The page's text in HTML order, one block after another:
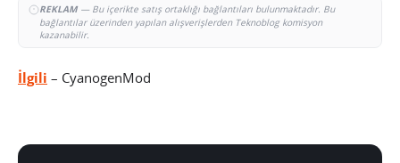
REKLAM— Bu içerikte satış ortaklığı bağlantıları bulunmaktadır. Bu
bağlantılar üzerinden yapılan alışverişlerden Teknoblog komisyon
kazanabilir.
İlgili – CyanogenMod